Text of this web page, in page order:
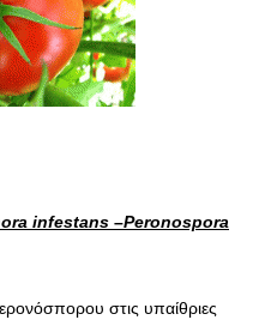
infestans –Peronospora
στις υπαίθριες